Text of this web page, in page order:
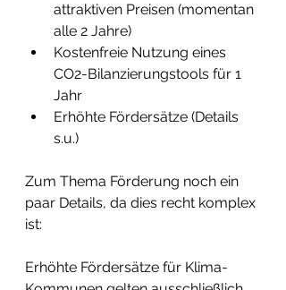
attraktiven Preisen (momentan
alle 2 Jahre)
Kostenfreie Nutzung eines
CO2-Bilanzierungstools für 1
Jahr
Erhöhte Fördersätze (Details
s.u.)
Zum Thema Förderung noch ein
paar Details, da dies recht komplex
ist:
Erhöhte Fördersätze für Klima-